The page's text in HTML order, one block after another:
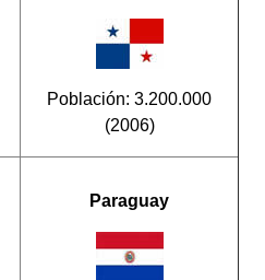
Población: 3.200.000
(2006)
Paraguay